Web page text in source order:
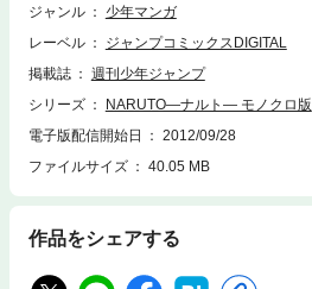
ジャンル
少年マンガ
レーベル
ジャンプコミックスDIGITAL
掲載誌
週刊少年ジャンプ
シリーズ
NARUTO―ナルト― モノクロ版
電子版配信開始日
2012/09/28
ファイルサイズ
40.05 MB
作品をシェアする